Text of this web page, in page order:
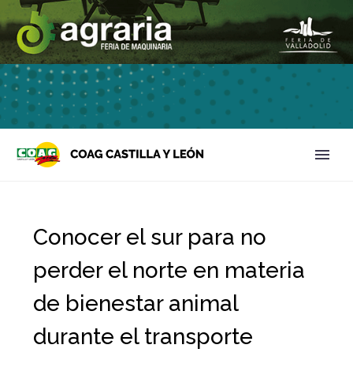
Conocer el sur para no
perder el norte en materia
de bienestar animal
durante el transporte